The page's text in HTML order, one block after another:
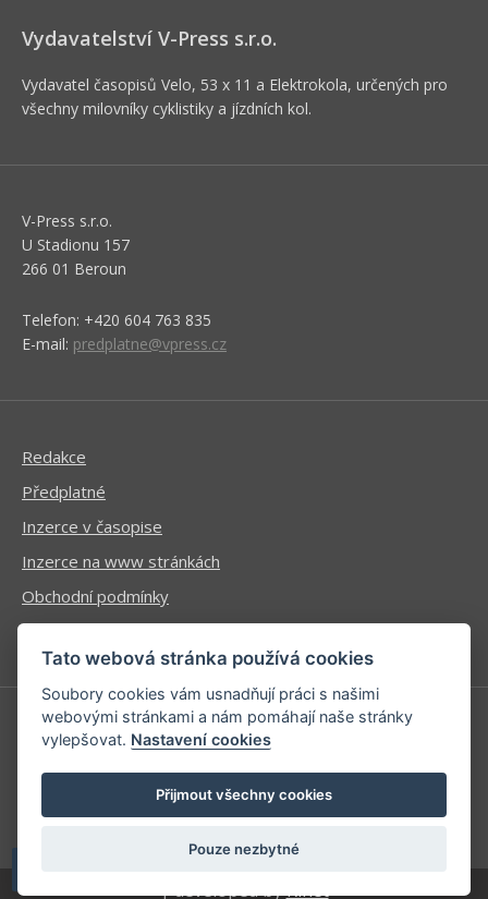
Vydavatelství V-Press s.r.o.
Vydavatel časopisů Velo, 53 x 11 a Elektrokola, určených pro
všechny milovníky cyklistiky a jízdních kol.
V-Press s.r.o.
U Stadionu 157
266 01 Beroun
Telefon: +420 604 763 835
E-mail: predplatne@vpress.cz
Redakce
Předplatné
Inzerce v časopise
Inzerce na www stránkách
Obchodní podmínky
Ochrana osobních údajů
Příhlášení | Registrace
Kontaktní informace
Mapa stránek
| developed byKinet
Tato webová stránka používá cookies
Soubory cookies vám usnadňují práci s našimi
webovými stránkami a nám pomáhají naše stránky
vylepšovat. Nastavení cookies
Přijmout všechny cookies
Pouze nezbytné